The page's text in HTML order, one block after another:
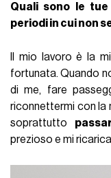
Quali sono le
periodi in cui non
Il mio lavoro è la
fortunata. Quando
di me, fare
riconnettermi con la
soprattutto
prezioso e mi